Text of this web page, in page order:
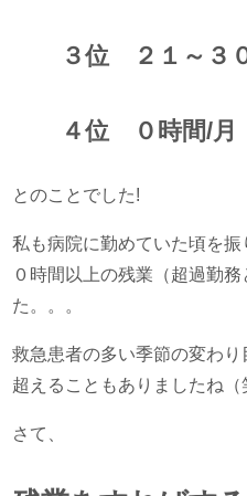
３位 ２１～３０
４位 ０時間/月
とのことでした!
私も病院に勤めていた頃を振
０時間以上の残業（超過勤
た。。。
救急患者の多い季節の変わ
超えることもありましたね（
さて、